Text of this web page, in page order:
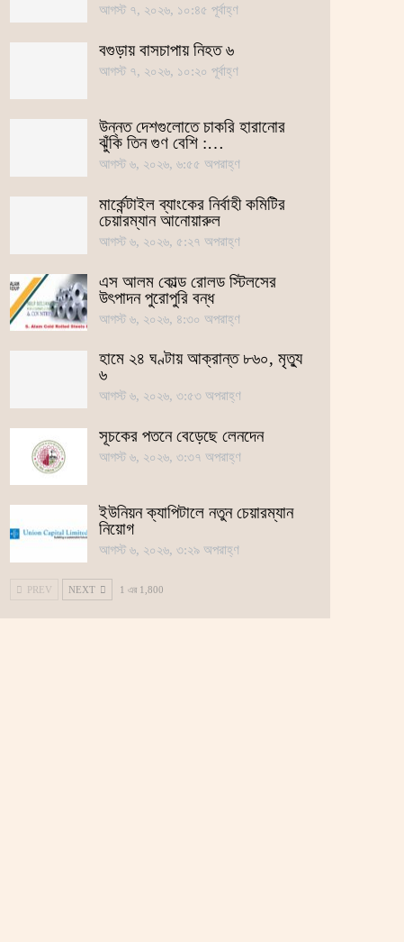
আগস্ট ৭, ২০২৬, ১০:৪৫ পূর্বাহ্ণ
বগুড়ায় বাসচাপায় নিহত ৬
আগস্ট ৭, ২০২৬, ১০:২০ পূর্বাহ্ণ
উন্নত দেশগুলোতে চাকরি হারানোর
ঝুঁকি তিন গুণ বেশি :…
আগস্ট ৬, ২০২৬, ৬:৫৫ অপরাহ্ণ
মার্কেন্টাইল ব্যাংকের নির্বাহী কমিটির
চেয়ারম্যান আনোয়ারুল
আগস্ট ৬, ২০২৬, ৫:২৭ অপরাহ্ণ
এস আলম কোল্ড রোলড স্টিলসের
উৎপাদন পুরোপুরি বন্ধ
আগস্ট ৬, ২০২৬, ৪:৩০ অপরাহ্ণ
হামে ২৪ ঘণ্টায় আক্রান্ত ৮৬০, মৃত্যু
৬
আগস্ট ৬, ২০২৬, ৩:৫৩ অপরাহ্ণ
সূচকের পতনে বেড়েছে লেনদেন
আগস্ট ৬, ২০২৬, ৩:৩৭ অপরাহ্ণ
ইউনিয়ন ক্যাপিটালে নতুন চেয়ারম্যান
নিয়োগ
আগস্ট ৬, ২০২৬, ৩:২৯ অপরাহ্ণ
PREV NEXT 1 এর 1,800